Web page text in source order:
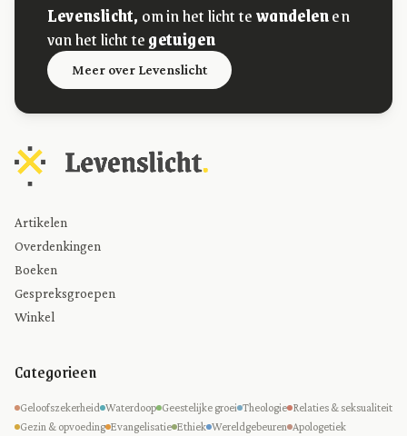
Levenslicht, om in het licht tewandelenen
van het licht tegetuigen
Meer over Levenslicht
Artikelen
Overdenkingen
Boeken
Gespreksgroepen
Winkel
Categorieen
Geloofszekerheid Waterdoop Geestelijke groei Theologie Relaties & seksualiteit
Gezin & opvoeding Evangelisatie Ethiek Wereldgebeuren Apologetiek